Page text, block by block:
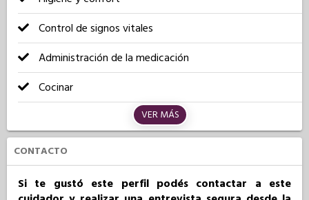
Control de signos vitales
Administración de la medicación
Cocinar
VER MÁS
CONTACTO
Si te gustó este perfil podés contactar a este